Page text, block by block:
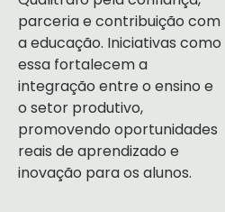
parceria e contribuição com
a educação. Iniciativas como
essa fortalecem a
integração entre o ensino e
o setor produtivo,
promovendo oportunidades
reais de aprendizado e
inovação para os alunos.